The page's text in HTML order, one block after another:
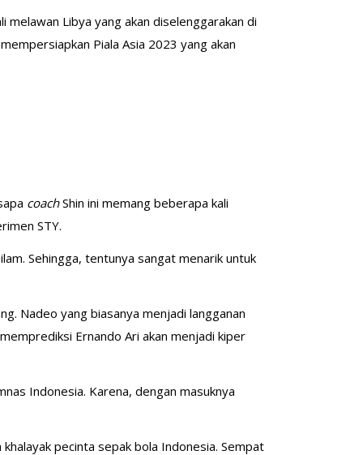
melawan Libya yang akan diselenggarakan di
Piala Asia 2023 yang akan
coachShin ini memang beberapa kali
STY.
Sehingga, tentunya sangat menarik untuk
Nadeo yang biasanya menjadi langganan
Ernando Ari akan menjadi kiper
Indonesia. Karena, dengan masuknya
pecinta sepak bola Indonesia. Sempat